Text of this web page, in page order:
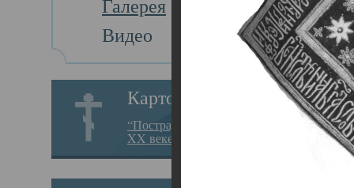
Галерея
Видео
Картотека
“Пострадавшие за веру в
XX веке на Севере”